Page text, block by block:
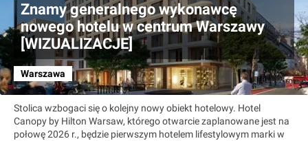
Znamy generalnego wykonawcę
nowego hotelu w centrum Warszawy
[WIZUALIZACJE]
Warszawa
Stolica wzbogaci się o kolejny nowy obiekt hotelowy. Hotel
Canopy by Hilton Warsaw, którego otwarcie zaplanowane jest na
połowę 2026 r., będzie pierwszym hotelem lifestylowym marki w